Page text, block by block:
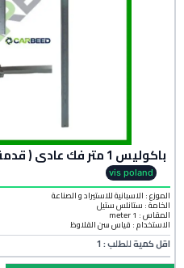
باكوليس 1 متر فك عادي ( قدمة ورنية ) – Vernier Caliper
vis poland
الموزع : الاسبانية للاستيراد و الصناعة
الخامة : ستانلس ستيل
المقاس : 1 meter
الاستخدام : قياس سن القلاوظ
اقل كمية للطلب : 1